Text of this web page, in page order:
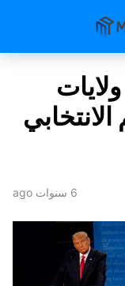
6 سنوات ago